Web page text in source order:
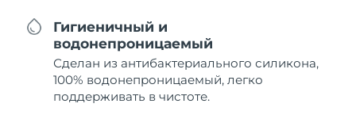
Гигиеничный и
водонепроницаемый
Сделан из антибактериального силикона,
100% водонепроницаемый, легко
поддерживать в чистоте.